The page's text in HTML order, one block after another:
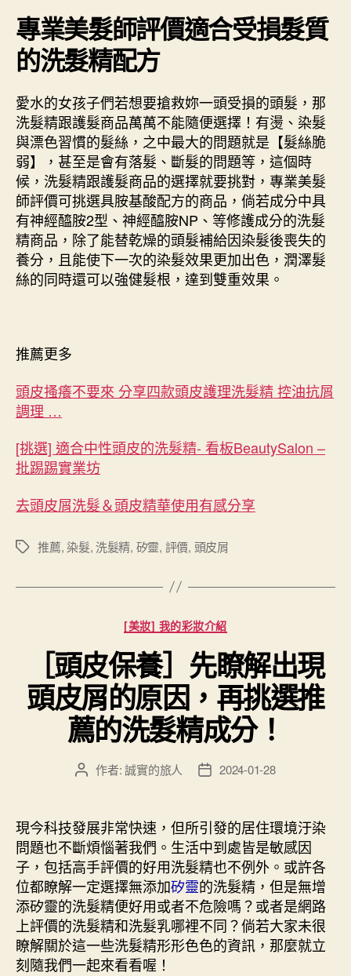
專業美髮師評價適合受損髮質
的洗髮精配方
愛水的女孩子們若想要搶救妳一頭受損的頭髮，那
洗髮精跟護髮商品萬萬不能隨便選擇！有燙、染髮
與漂色習慣的髮絲，之中最大的問題就是【髮絲脆
弱】，甚至是會有落髮、斷髮的問題等，這個時
候，洗髮精跟護髮商品的選擇就要挑對，專業美髮
師評價可挑選具胺基酸配方的商品，倘若成分中具
有神經醯胺2型、神經醯胺NP、等修護成分的洗髮
精商品，除了能替乾燥的頭髮補給因染髮後喪失的
養分，且能使下一次的染髮效果更加出色，潤澤髮
絲的同時還可以強健髮根，達到雙重效果。
推薦更多
頭皮搔癢不要來 分享四款頭皮護理洗髮精 控油抗屑
調理 …
[挑選] 適合中性頭皮的洗髮精- 看板BeautySalon –
批踢踢實業坊
去頭皮屑洗髮＆頭皮精華使用有感分享
標
推薦, 染髮,洗髮精, 矽靈, 評價, 頭皮屑
分
類
[美妝] 我的彩妝介紹
［頭皮保養］先瞭解出現
頭皮屑的原因，再挑選推
薦的洗髮精成分！
文
者
作者:誠實的旅人
文
佈
日
期
2024-01-28
現今科技發展非常快速，但所引發的居住環境汙染
問題也不斷煩惱著我們。生活中到處皆是敏感因
子，包括高手評價的好用洗髮精也不例外。或許各
位都瞭解一定選擇無添加矽靈的洗髮精，但是無增
添矽靈的洗髮精便好用或者不危險嗎？或者是網路
上評價的洗髮精和洗髮乳哪裡不同？倘若大家未很
瞭解關於這一些洗髮精形形色色的資訊，那麼就立
刻隨我們一起來看看喔！